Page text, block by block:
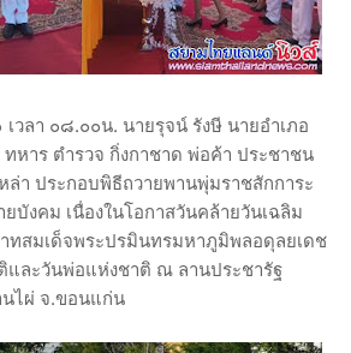
ลา ๐๘.๐๐น. นายรุจน์ รังษี นายอำเภอ
หาร ตำรวจ กิ่งกาชาด พ่อค้า ประชาชน
ล่า ประกอบพิธีถวายพานพุ่มราชสักการะ
บังคม เนื่องในโอกาสวันคล้ายวันเฉลิม
ทสมเด็จพระปรมินทรมหาภูมิพลอดุลยเดช
ละวันพ่อแห่งชาติ ณ ลานประชารัฐ
นไผ่ จ.ขอนแก่น